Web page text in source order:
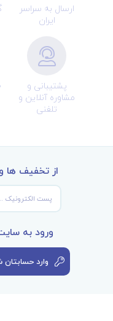
ارسال به سراسر
ایران
پشتیبانی و
مشاوره آنلاین و
تلفنی
از تخفیف ها
ورود به
وارد